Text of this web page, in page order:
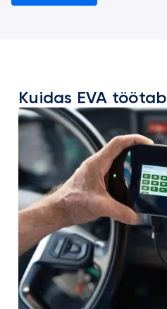
Kuidas EVA töötab